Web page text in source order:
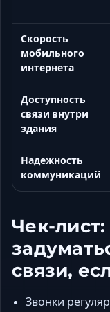
Скорость
мобильного
интернета
Доступность
связи внутри
здания
Надежность
коммуникаций
Чек-
связи,
Звонки